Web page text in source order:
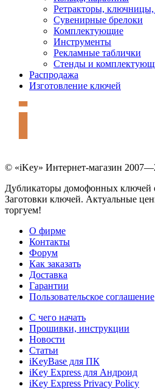
Ретракторы,
Сувенирные брелоки
Комплектующие
Инструменты
Рекламные таблички
Стенды и
Распродажа
Изготовление ключей
© «iKey» Интернет-магазин
Дубликаторы домофонных ключей
Заготовки ключей. Актуальные
торгуем!
О фирме
Контакты
Форум
Как заказать
Доставка
Гарантии
Пользовательское соглашение
С чего начать
Прошивки, инструкции
Новости
Статьи
iKeyBase для ПК
iKey Express для Андроид
iKey Express Privacy Policy